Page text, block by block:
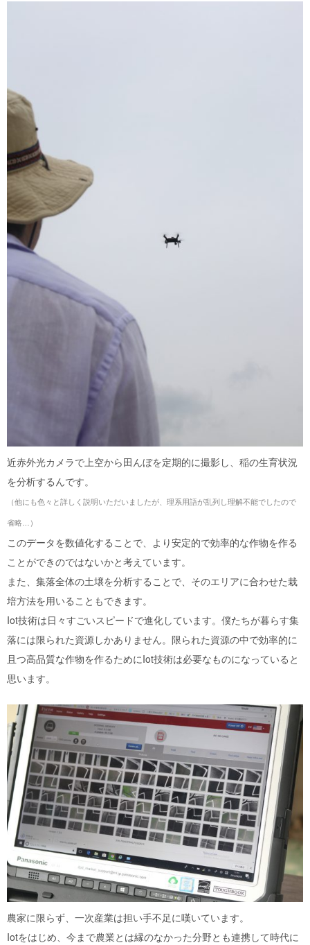
近赤外光カメラで上空から田んぼを定期的に撮影し、稲の生育状況
を分析するんです。
（他にも色々と詳しく説明いただいましたが、理系用語が乱列し理解不能でしたので
省略…）
このデータを数値化することで、より安定的で効率的な作物を作る
ことができのではないかと考えています。
また、集落全体の土壌を分析することで、そのエリアに合わせた栽
培方法を用いることもできます。
Iot技術は日々すごいスピードで進化しています。僕たちが暮らす集
落には限られた資源しかありません。限られた資源の中で効率的に
且つ高品質な作物を作るためにIot技術は必要なものになっていると
思います。
農家に限らず、一次産業は担い手不足に嘆いています。
Iotをはじめ、今まで農業とは縁のなかった分野とも連携して時代に